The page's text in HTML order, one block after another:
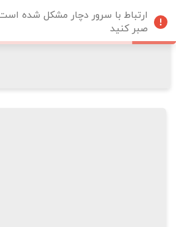
ارتباط با سرور دچار مشکل شده
صبر کنید